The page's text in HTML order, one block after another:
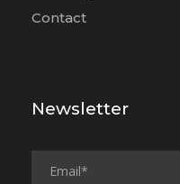
Contact
Newsletter